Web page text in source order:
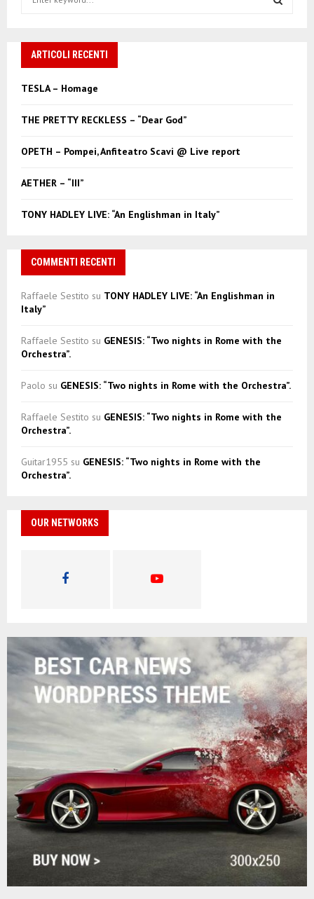
h
ARTICOLI RECENTI
TESLA – Homage
THE PRETTY RECKLESS – “Dear God”
OPETH – Pompei, Anfiteatro Scavi @ Live report
AETHER – “III”
TONY HADLEY LIVE: “An Englishman in Italy”
COMMENTI RECENTI
Raffaele Sestito su TONY HADLEY LIVE: “An Englishman in
Italy”
Raffaele Sestito su GENESIS: “Two nights in Rome with the
Orchestra”.
Paolo su GENESIS: “Two nights in Rome with the Orchestra”.
Raffaele Sestito su GENESIS: “Two nights in Rome with the
Orchestra”.
Guitar1955 su GENESIS: “Two nights in Rome with the
Orchestra”.
OUR NETWORKS